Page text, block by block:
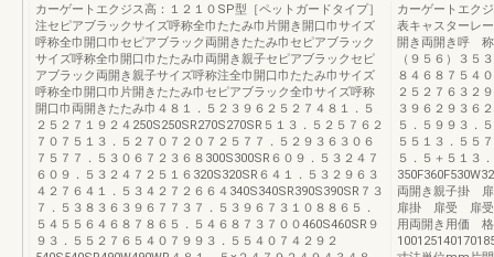
カーゲートエクジス高：１２１０SP型［ペットガードタイプ］
注セピアブラックサイズ呼称全巾たたみ巾片開き開口巾サイズ
呼称全巾開口巾セピアブラック両開きたたみ巾セピアブラック
サイズ呼称全巾開口巾たたみ巾両開き親子セピアブラックセピ
アブラック両開き親子サイズ呼称注全巾開口巾たたみ巾サイズ
呼称全巾開口巾片開きたたみ巾セピアブラック全巾サイズ呼称
開口巾両開きたたみ巾４８１．５２３９６２５２７４８１．５
２５２７１９２４250S250SR270S270SR５１３．５２５７６２
７０７５１３．５２７０７２０７２５７７．５２９３６３０６
７５７７．５３０６７２３６８300S300SR６０９．５３２４７
６０９．５３２４７２５１６320S320SR６４１．５３２９６３
４２７６４１．５３４２７２６６４340S340SR390S390SR７３
７．５３８３６３９６７７３７．５３９６７３１０８８６５．
５４５５６４６８７８６５．５４６８７３７００460S460SR９
９３．５５２７６５４０７９９３．５５４０７４２９２
カーゲートエク
表キャスターレ
開き両開き呼
（９５６）３５
８４６８７５４
２５２７６３２
３９６２９３６
５．５９９３．
５５１３．５５
５．５＋５１３
両開き親子
扉掛 扉受 扉
用両開き用価